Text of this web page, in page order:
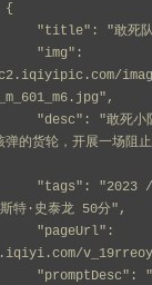
            {
"title":
弹的货轮，开展一场阻
特·史泰龙 50分",